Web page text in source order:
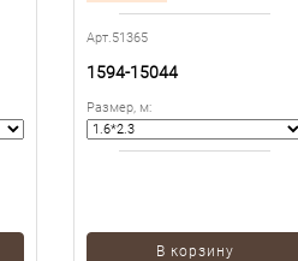
Арт.51365
1594-15044
Размер, м:
В корзину